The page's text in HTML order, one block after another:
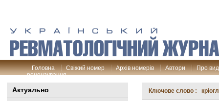
Головна Свіжий номер Архів номерів Автори
Про
рецензування
Актуально
Ключове слово :